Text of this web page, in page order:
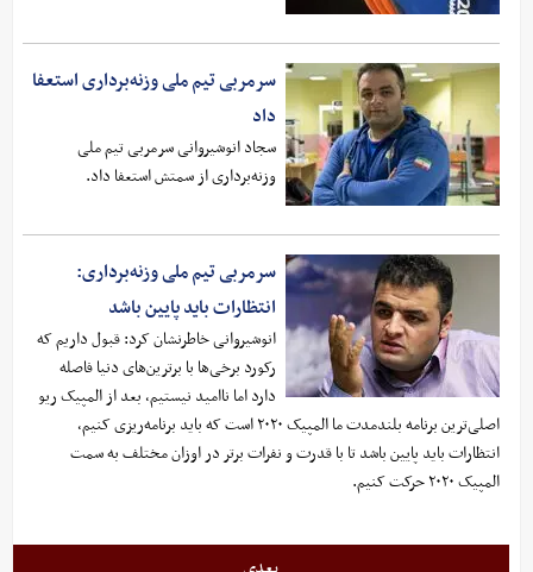
سرمربی تیم ملی وزنه‌برداری استعفا
داد
سجاد انوشیروانی سرمربی تیم ملی
وزنه‌برداری از سمتش استعفا داد.
سرمربی تیم ملی وزنه‌برداری:
انتظارات باید پایین باشد
انوشیروانی خاطرنشان کرد: قبول داریم که
رکورد برخی‌ها با برترین‌های دنیا فاصله
دارد اما ناامید نیستیم، بعد از المپیک ریو
اصلی‌ترین برنامه بلندمدت ما المپیک ۲۰۲۰ است که باید برنامه‌ریزی کنیم،
انتظارات باید پایین باشد تا با قدرت و نفرات برتر در اوزان مختلف به سمت
المپیک ۲۰۲۰ حرکت کنیم.